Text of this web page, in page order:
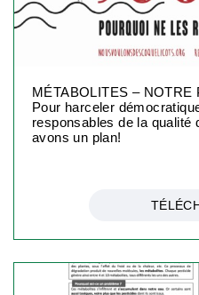
MÉTABOLITES – NOTRE
Pour harceler
responsables de la qualité
avons un plan!